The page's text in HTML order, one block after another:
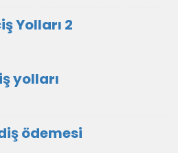
Yolları 2
yolları
ödemesi